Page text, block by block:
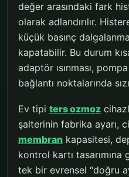
değer arasındaki fark
olarak adlandırılır.
küçük basınç
kapatabilir. Bu durum
adaptör ısınması,
bağlantı noktalarında
Ev tipi ters ozmoz
şalterinin fabrika ayarı,
membran kapasitesi,
kontrol kartı
tek bir evrensel “doğru